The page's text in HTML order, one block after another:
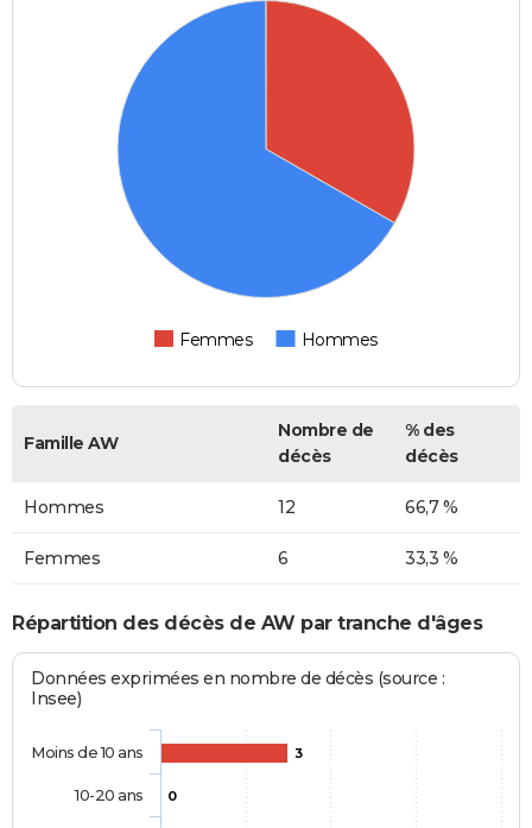
Femmes Hommes
Famille AW
Nombre de
décès
% des
décès
Hommes 12 66,7 %
Femmes 6 33,3 %
Répartition des décès de AW par tranche d'âges
Données exprimées en nombre de décès (source :
Insee)
3
0
Moins de 10 ans
10-20 ans